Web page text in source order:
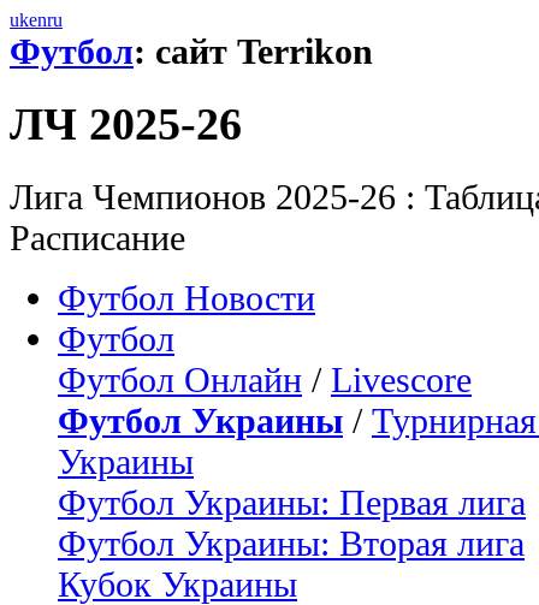
ukenru
Футбол: сайт Terrikon
ЛЧ 2025-26
Лига Чемпионов 2025-26 :
Расписание
Футбол Новости
Футбол
Футбол Онлайн / Livescore
Футбол Украины /
Украины
Футбол Украины: Первая лига
Футбол Украины: Вторая лига
Кубок Украины